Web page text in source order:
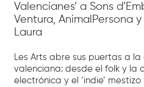
Valencianes’ a Sons
Ventura, AnimalPersona
Laura
Les Arts abre sus puertas a
valenciana: desde el folk y la
electrónica y el ‘indie’ mestizo